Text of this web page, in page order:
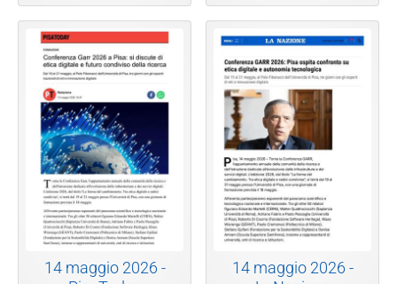
14 maggio 2026 -
14 maggio 2026 -